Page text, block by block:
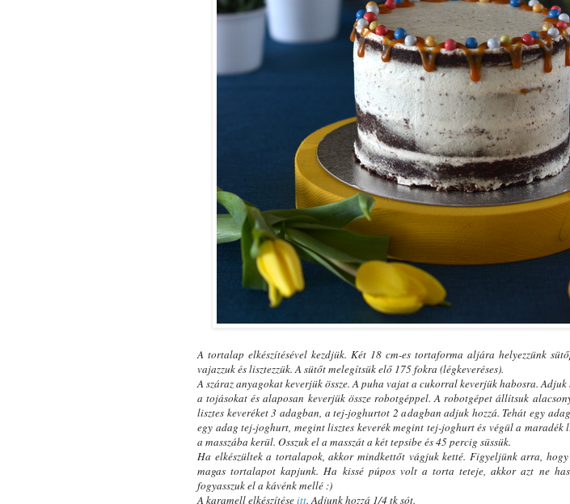
A tortalap elkészítésével kezdjük. Két 18 cm-es tortaforma aljára helyezzünk
vajazzuk és lisztezzük. A sütőt melegítsük elő 175 fokra (légkeveréses).
A száraz anyagokat keverjük össze. A puha vajat a cukorral keverjük habosra. Adjuk
a tojásokat és alaposan keverjük össze robotgéppel. A robotgépet állítsuk
lisztes keveréket 3 adagban, a tej-joghurtot 2 adagban adjuk hozzá. Tehát egy
egy adag tej-joghurt, megint lisztes keverék megint tej-joghurt és végül a maradék
a masszába kerül. Osszuk el a masszát a két tepsibe és 45 percig süssük.
Ha elkészültek a tortalapok, akkor mindkettőt vágjuk ketté. Figyeljünk arra, hogy
magas tortalapot kapjunk. Ha kissé púpos volt a torta teteje, akkor azt ne
fogyasszuk el a kávénk mellé :)
A karamell elkészítéseitt. Adjunk hozzá 1/4 tk sót.